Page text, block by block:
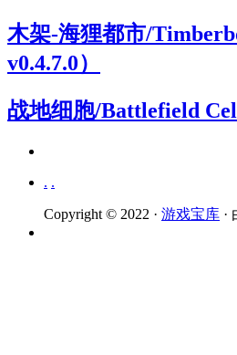
木架-海狸都市/
v0.4.7.0）
战地细胞/Battlefield
. .
Copyright © 2022 · 游戏宝库 ·